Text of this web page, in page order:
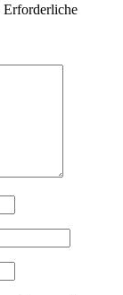
Erforderliche